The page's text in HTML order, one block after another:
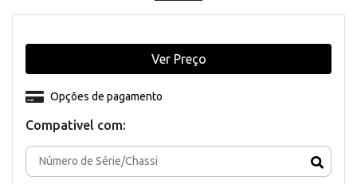
Compativel com:
Opções de pagamento
Ver Preço